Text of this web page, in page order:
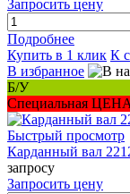
Запросить цену
Подробнее
Купить в 1 клик К
В избранное
Б/У
Специальная ЦЕНА
Быстрый просмотр
Карданный вал
запросу
Запросить цену